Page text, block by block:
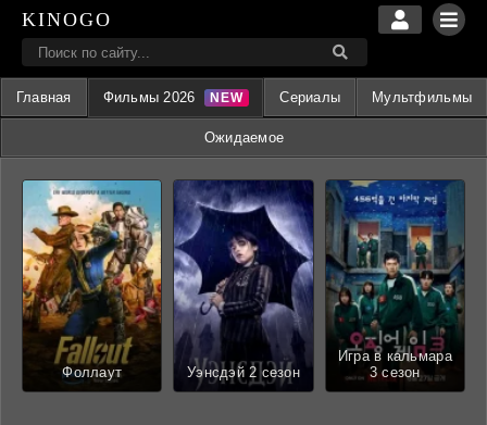
KINOGO
Главная Фильмы 2026 Сериалы Мультфильмы
Ожидаемое
Фоллаут Уэнсдэй 2 сезон
Игра в кальмара
3 сезон